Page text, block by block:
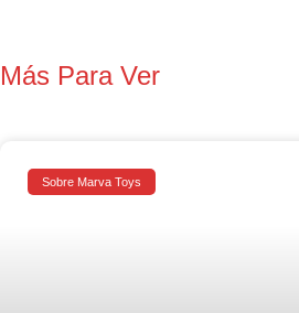
Más Para Ver
Sobre Marva Toys